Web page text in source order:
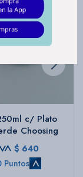
c/ Plato
Choosing
$ 640
Puntos